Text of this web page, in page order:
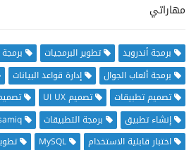
مهاراتي
برمجة أندرويد تطوير البرمجيات
برمجة ألعاب الجوال
إدارة قواعد البيانات
تصميم تطبيقات
تصميم UI UX
إنشاء تطبيق
برمجة التطبيقات
اختبار قابلية الاستخدام
MySQL